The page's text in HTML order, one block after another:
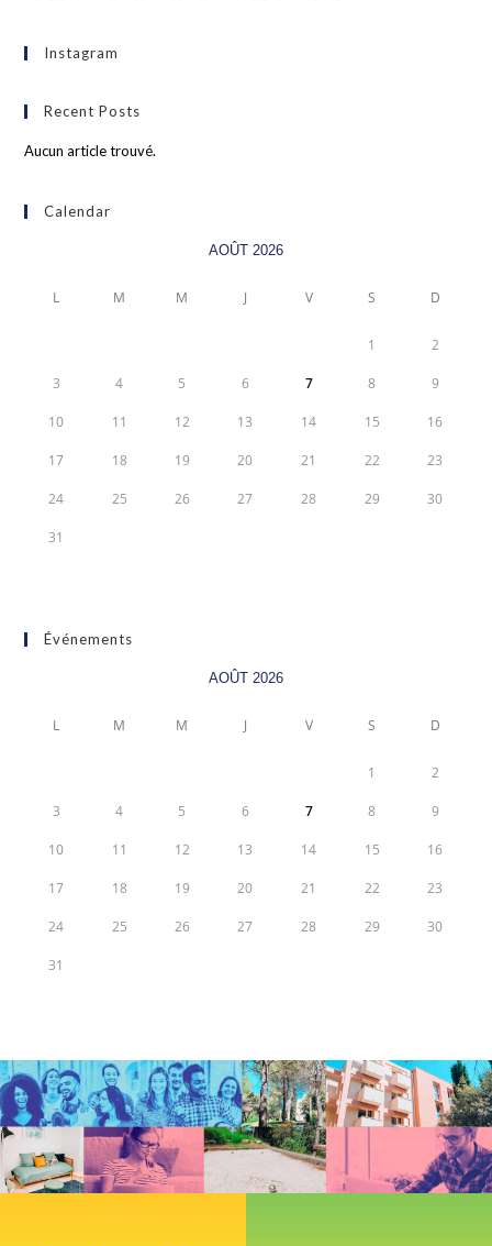
Instagram
Recent Posts
Aucun article trouvé.
Calendar
AOÛT 2026
L M M J V S D
1 2
3 4 5 6 7 8 9
10 11 12 13 14 15 16
17 18 19 20 21 22 23
24 25 26 27 28 29 30
31
Événements
AOÛT 2026
L M M J V S D
1 2
3 4 5 6 7 8 9
10 11 12 13 14 15 16
17 18 19 20 21 22 23
24 25 26 27 28 29 30
31